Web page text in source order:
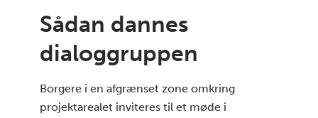
Sådan dannes
dialoggruppen
Borgere i en afgrænset zone omkring
projektarealet inviteres til et møde i